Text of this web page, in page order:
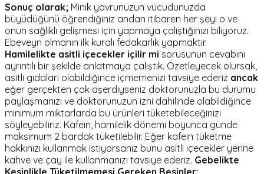
Sonuç olarak; Minik yavrunuzun vücudunuzda
büyüdüğünü öğrendiğiniz andan itibaren her şeyi o ve
onun sağlıklı gelişmesi için yapmaya çalıştığınızı biliyoruz.
Ebeveyn olmanın ilk kuralı fedakarlık yapmaktır.
Hamilelikte asitli içecekler içilir mi sorusunun cevabını
ayrıntılı bir şekilde anlatmaya çalıştık. Özetleyecek olursak,
asitli gıdaları olabildiğince içmemenizi tavsiye ederiz ancak
eğer gerçekten çok aşerdiyseniz doktorunuzla bu durumu
paylaşmanızı ve doktorunuzun izni dahilinde olabildiğince
minimum miktarlarda bu ürünleri tüketebileceğinizi
söyleyebiliriz. Kafein, hamilelik dönemi boyunca günde
maksimum 2 bardak tüketilebilir. Eğer kafein tüketme
hakkınızı kullanmak istiyorsanız bunu asitli içecekler yerine
kahve ve çay ile kullanmanızı tavsiye ederiz. Gebelikte
Kesinlikle Tüketilmemesi Gereken Besinler: